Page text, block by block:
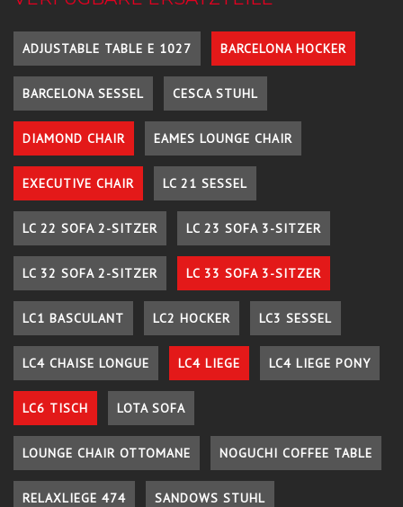
ADJUSTABLE TABLE E 1027 BARCELONA HOCKER
BARCELONA SESSEL CESCA STUHL
DIAMOND CHAIR EAMES LOUNGE CHAIR
EXECUTIVE CHAIR LC 21 SESSEL
LC 22 SOFA 2-SITZER LC 23 SOFA 3-SITZER
LC 32 SOFA 2-SITZER LC 33 SOFA 3-SITZER
LC1 BASCULANT LC2 HOCKER LC3 SESSEL
LC4 CHAISE LONGUE LC4 LIEGE LC4 LIEGE PONY
LC6 TISCH LOTA SOFA
LOUNGE CHAIR OTTOMANE NOGUCHI COFFEE TABLE
RELAXLIEGE 474 SANDOWS STUHL